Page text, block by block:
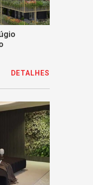
DETALHES